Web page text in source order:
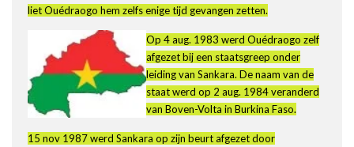
liet Ouédraogo hem zelfs enige tijd gevangen zetten.
Op 4 aug. 1983 werd Ouédraogo zelf
afgezet bij een staatsgreep onder
leiding van Sankara. De naam van de
staat werd op 2 aug. 1984 veranderd
van Boven-Volta in Burkina Faso.
15 nov 1987 werd Sankara op zijn beurt afgezet door